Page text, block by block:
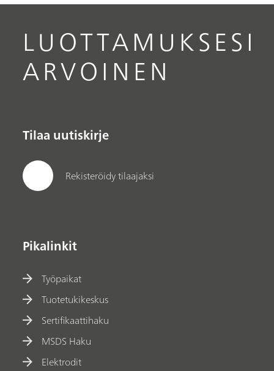
LUOTTAMUKSESI
ARVOINEN
Tilaa uutiskirje
Rekisteröidy tilaajaksi
Pikalinkit
Työpaikat
Tuotetukikeskus
Sertifikaattihaku
MSDS Haku
Elektrodit